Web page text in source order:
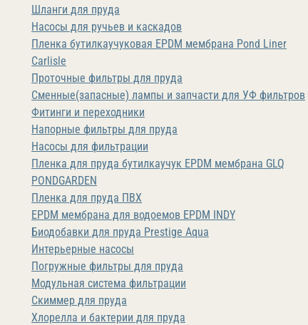
Шланги для пруда
Насосы для ручьев и каскадов
Пленка бутилкаучуковая EPDM мембрана Pond Liner
Carlisle
Проточные фильтры для пруда
Сменные(запасные) лампы и запчасти для УФ фильтров
Фитинги и переходники
Напорные фильтры для пруда
Насосы для фильтрации
Пленка для пруда бутилкаучук EPDM мембрана GLQ
PONDGARDEN
Пленка для пруда ПВХ
EPDM мембрана для водоемов EPDM INDY
Биодобавки для пруда Prestige Aqua
Интерьерные насосы
Погружные фильтры для пруда
Модульная система фильтрации
Скиммер для пруда
Хлорелла и бактерии для пруда